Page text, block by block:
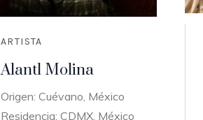
ARTISTA
Alantl Molina
Origen: Cuévano, México
Residencia: CDMX, México